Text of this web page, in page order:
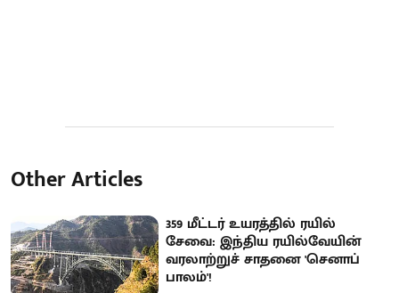
Other Articles
359 மீட்டர் உயரத்தில் ரயில்
சேவை: இந்திய ரயில்வேயின்
வரலாற்றுச் சாதனை 'செனாப்
பாலம்'!